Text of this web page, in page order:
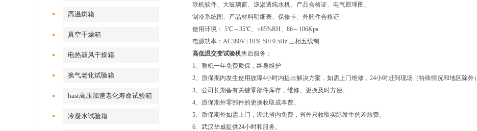
高温烘箱
真空干燥箱
电热鼓风干燥箱
换气老化试验箱
hast高压加速老化寿命试验箱
冷凝水试验箱
联机软件、大玻璃窗、逆渗透纯水机、产品合格证、电气原理图、
制冷系统图、产品材料明细表、保修卡、外购件合格证
使用环境： 5℃～35℃、≤85%RH、86～106Kpa
电源功率：AC380V±10％ 50±0.5Hz 三相五线制
高低温交变试验机售后服务：
1、整机一年免费质保，终身维护
2、质保期内发生使用故障4小时内提出解决方案，如需上门维修，24小时赶到现场（特殊情况和地区除外）
3、公司长期备有关键零部件库存，维修、更换及时方便。
4、质保期外零部件的更换收取成本费。
5、质保期外如需上门，湖北省内免费，省外只收取实际发生的差旅费。
6、武汉华威提供24小时和服务。